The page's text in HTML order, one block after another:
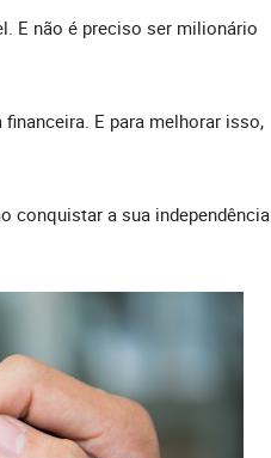
E não é preciso ser milionário
E para melhorar isso,
conquistar a sua independência